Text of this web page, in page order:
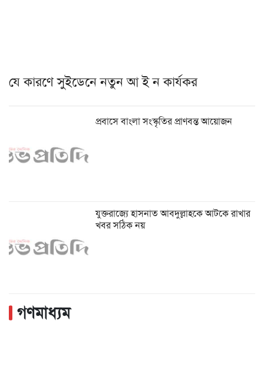
যে কারণে সুইডেনে নতুন আ ই ন কার্যকর
প্রবাসে বাংলা সংস্কৃতির প্রাণবন্ত আয়োজন
যুক্তরাজ্যে হাসনাত আবদুল্লাহকে আটকে রাখার
খবর সঠিক নয়
গণমাধ্যম